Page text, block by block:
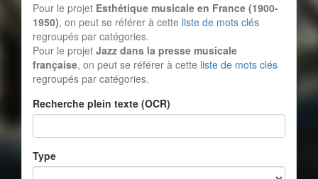
Pour le projet Esthétique musicale en France (1900-
1950), on peut se référer à cette liste de mots clés
regroupés par catégories.
Pour le projet Jazz dans la presse musicale
française, on peut se référer à cette liste de mots clés
regroupés par catégories.
Recherche plein texte (OCR)
Type